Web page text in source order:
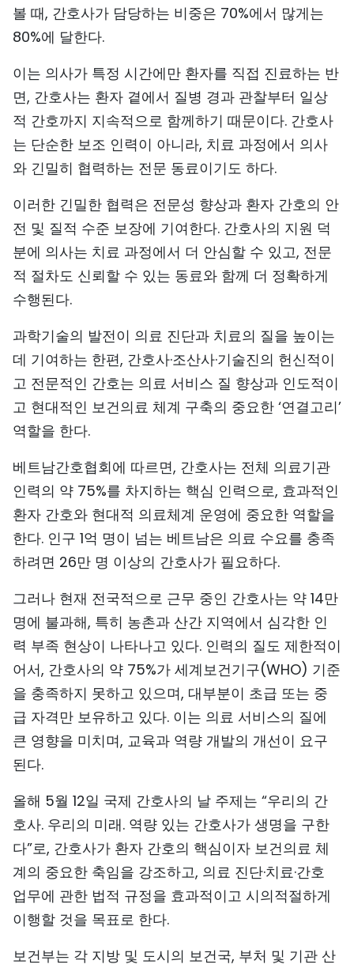
볼 때, 간호사가 담당하는 비중은 70%에서 많게는
80%에 달한다.
이는 의사가 특정 시간에만 환자를 직접 진료하는 반
면, 간호사는 환자 곁에서 질병 경과 관찰부터 일상
적 간호까지 지속적으로 함께하기 때문이다. 간호사
는 단순한 보조 인력이 아니라, 치료 과정에서 의사
와 긴밀히 협력하는 전문 동료이기도 하다.
이러한 긴밀한 협력은 전문성 향상과 환자 간호의 안
전 및 질적 수준 보장에 기여한다. 간호사의 지원 덕
분에 의사는 치료 과정에서 더 안심할 수 있고, 전문
적 절차도 신뢰할 수 있는 동료와 함께 더 정확하게
수행된다.
과학기술의 발전이 의료 진단과 치료의 질을 높이는
데 기여하는 한편, 간호사·조산사·기술진의 헌신적이
고 전문적인 간호는 의료 서비스 질 향상과 인도적이
고 현대적인 보건의료 체계 구축의 중요한 ‘연결고리’
역할을 한다.
베트남간호협회에 따르면, 간호사는 전체 의료기관
인력의 약 75%를 차지하는 핵심 인력으로, 효과적인
환자 간호와 현대적 의료체계 운영에 중요한 역할을
한다. 인구 1억 명이 넘는 베트남은 의료 수요를 충족
하려면 26만 명 이상의 간호사가 필요하다.
그러나 현재 전국적으로 근무 중인 간호사는 약 14만
명에 불과해, 특히 농촌과 산간 지역에서 심각한 인
력 부족 현상이 나타나고 있다. 인력의 질도 제한적이
어서, 간호사의 약 75%가 세계보건기구(WHO) 기준
을 충족하지 못하고 있으며, 대부분이 초급 또는 중
급 자격만 보유하고 있다. 이는 의료 서비스의 질에
큰 영향을 미치며, 교육과 역량 개발의 개선이 요구
된다.
올해 5월 12일 국제 간호사의 날 주제는 “우리의 간
호사. 우리의 미래. 역량 있는 간호사가 생명을 구한
다”로, 간호사가 환자 간호의 핵심이자 보건의료 체
계의 중요한 축임을 강조하고, 의료 진단·치료·간호
업무에 관한 법적 규정을 효과적이고 시의적절하게
이행할 것을 목표로 한다.
보건부는 각 지방 및 도시의 보건국, 부처 및 기관 산